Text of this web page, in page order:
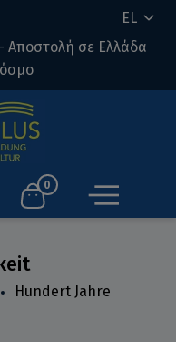
EL
Αποστολή σε Ελλάδα
0
Hundert Jahre